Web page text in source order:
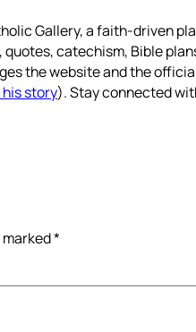
Gallery, a faith-driven
catechism, Bible
the website and the
his story). Stay connected
*